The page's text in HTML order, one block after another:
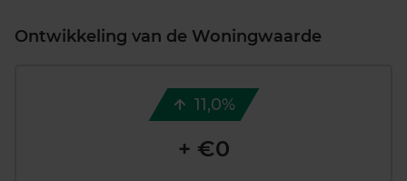
Ontwikkeling van de Woningwaarde
11,0%
+ €0